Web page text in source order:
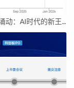
英伟达后浪涌动：AI时代的新王者与隐忧